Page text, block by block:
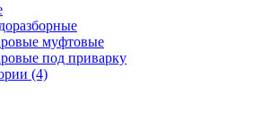
муфтовые
под приварку
(4)